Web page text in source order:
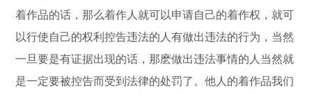
着作品的话，那么着作人就可以申请自己的着作权，就可
以行使自己的权利控告违法的人有做出违法的行为，当然
一旦要是有证据出现的话，那麽做出违法事情的人当然就
是一定要被控告而受到法律的处罚了。他人的着作品我们